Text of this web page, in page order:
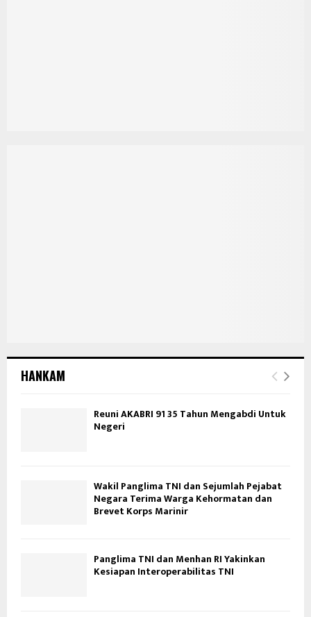
HANKAM
Reuni AKABRI 91 35 Tahun Mengabdi Untuk
Negeri
Wakil Panglima TNI dan Sejumlah Pejabat
Negara Terima Warga Kehormatan dan
Brevet Korps Marinir
Panglima TNI dan Menhan RI Yakinkan
Kesiapan Interoperabilitas TNI